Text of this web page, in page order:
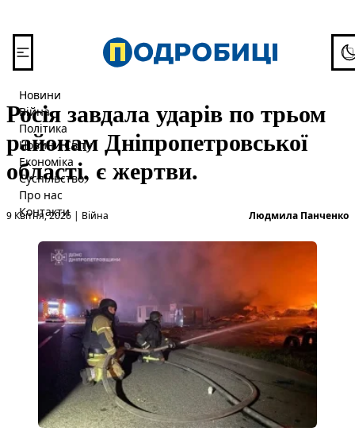
Новини
Війна
Політика
Новини Світу
Економіка
Суспільство
Про нас
Контакти
Росія завдала ударів по трьом
районам Дніпропетровської
області, є жертви.
9 Квітня, 2026 |
Опубліковано в
Війна Людмила Панченко